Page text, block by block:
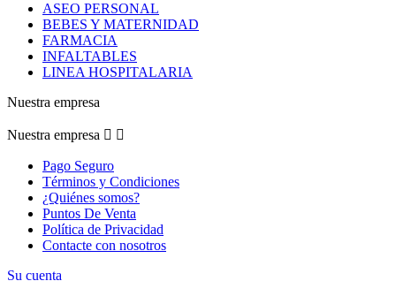
ASEO PERSONAL
BEBES Y MATERNIDAD
FARMACIA
INFALTABLES
LINEA HOSPITALARIA
Nuestra empresa
Nuestra empresa  
Pago Seguro
Términos y Condiciones
¿Quiénes somos?
Puntos De Venta
Política de Privacidad
Contacte con nosotros
Su cuenta